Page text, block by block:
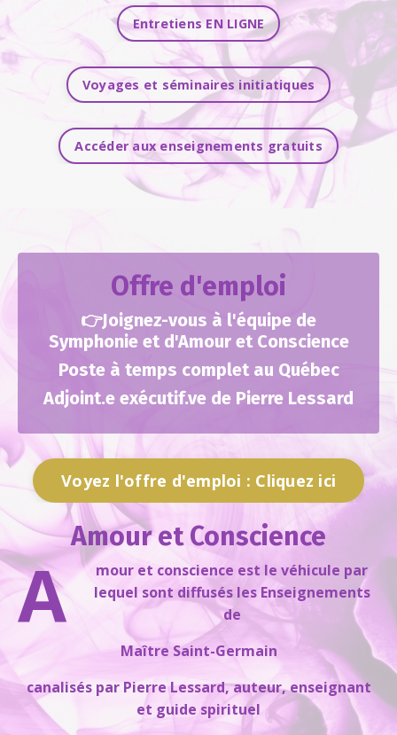
Entretiens EN LIGNE
Voyages et séminaires initiatiques
Accéder aux enseignements gratuits
Offre d'emploi
👉Joignez-vous à l'équipe de
Symphonie et d'Amour et Conscience
Poste à temps complet au Québec
Adjoint.e exécutif.ve de Pierre Lessard
Voyez l'offre d'emploi : Cliquez ici
Amour et Conscience
A
mour et conscience est le véhicule par
lequel sont diffusés les Enseignements
de
Maître Saint-Germain
canalisés par Pierre Lessard, auteur, enseignant
et guide spirituel